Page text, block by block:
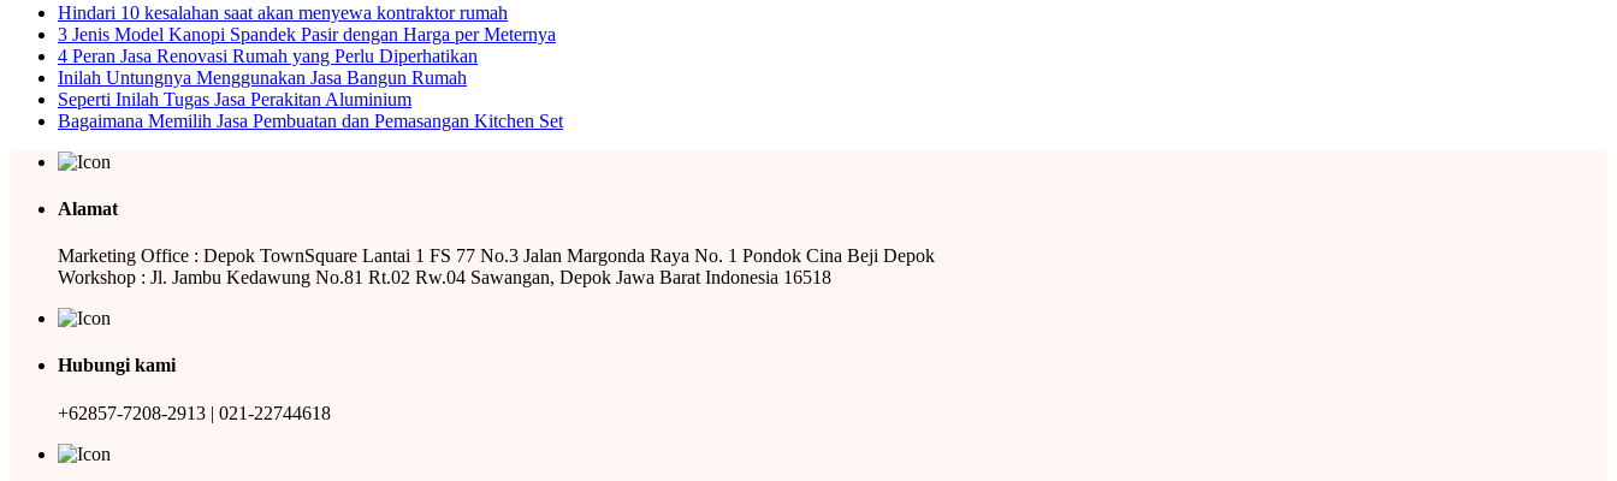
Hindari 10 kesalahan saat akan menyewa kontraktor rumah
3 Jenis Model Kanopi Spandek Pasir dengan Harga per Meternya
4 Peran Jasa Renovasi Rumah yang Perlu Diperhatikan
Inilah Untungnya Menggunakan Jasa Bangun Rumah
Seperti Inilah Tugas Jasa Perakitan Aluminium
Bagaimana Memilih Jasa Pembuatan dan Pemasangan Kitchen Set
Alamat
Marketing Office : Depok TownSquare Lantai 1 FS 77 No.3 Jalan Margonda Raya No. 1 Pondok Cina Beji Depok
Workshop : Jl. Jambu Kedawung No.81 Rt.02 Rw.04 Sawangan, Depok Jawa Barat Indonesia 16518
Hubungi kami
+62857-7208-2913 | 021-22744618